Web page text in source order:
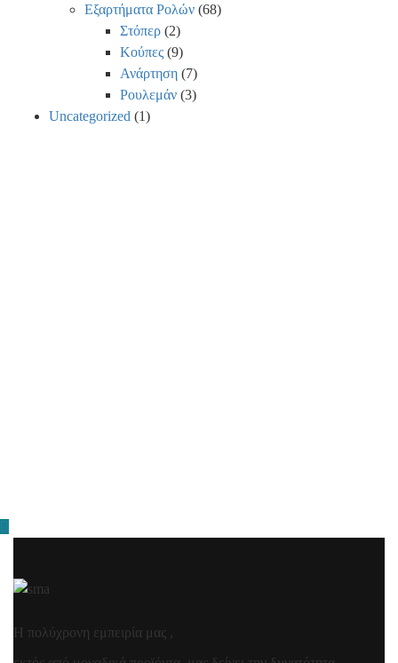
Εξαρτήματα Ρολών (68)
Στόπερ (2)
Κούπες (9)
Ανάρτηση (7)
Ρουλεμάν (3)
Uncategorized (1)
Η πολύχρονη εμπειρία μας ,